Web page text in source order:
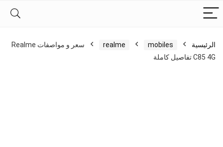
الرئيسية mobiles
realme
سعر و مواصفات Realme
C85 4G تفاصيل كاملة